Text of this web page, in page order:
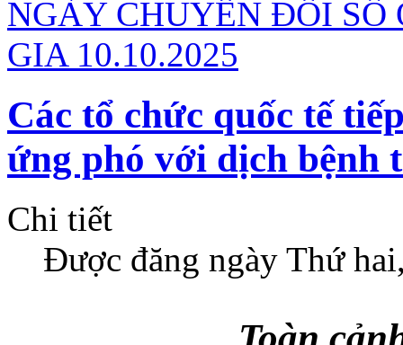
Các tổ chức quốc tế
ứng phó với dịch bệnh
Chi tiết
Được đăng ngày Thứ